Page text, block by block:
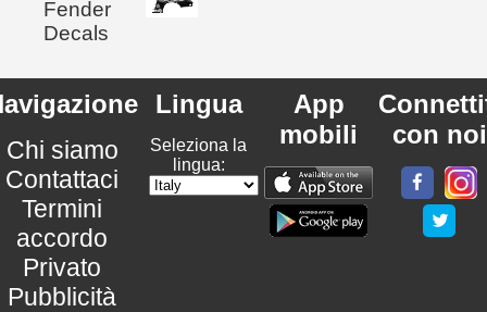
Fender
Decals
Chi siamo
Contattaci
Termini
accordo
Privato
Pubblicità
Lingua
Seleziona la
lingua:
App
mobili
con noi